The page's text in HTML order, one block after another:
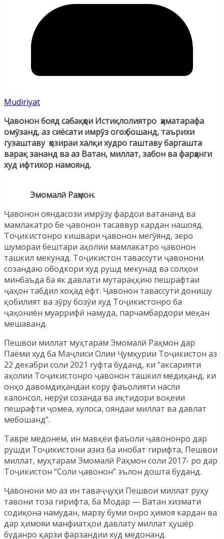
Mudiriyat
Ҷавонон бояд сабақҳои Истиқлолиятро ҳаматарафа
омӯзанд, аз сиёсати имрӯз огоҳ бошанд, таърихи
гузаштаву ҳозираи халқи худро гаштаву баргашта
варақ зананд ва аз Ватан, миллат, забон ва фарҳанги
худ ифтихор намоянд.
Эмомалӣ Раҳмон.
Ҷавонон ояндасози имрӯзу фардои ватананд ва
мамлакатро бе ҷавонон тасаввур кардан нашояд.
Тоҷикистонро кишвари ҷавонон мегӯянд, зеро
шумораи бештари аҳолии мамлакатро ҷавонон
ташкил мекунад. Тоҷикистон тавассути ҷавонони
созандаю ободкори худ рушд мекунад ва солҳои
минбаъда ба як давлати мутараққию пешрафтаи
ҷаҳон табдил хоҳад ёфт. Ҷавонон тавассути донишу
қобилият ва зӯру бозӯи худ Тоҷикистонро ба
ҷаҳониён муаррифӣ намуда, парчамбардори меҳан
мешаванд.
Пешвои миллат муҳтарам Эмомалӣ Раҳмон дар
Паёми худ ба Маҷлиси Олии Ҷумҳурии Тоҷикистон аз
22 декабри соли 2021 гуфта буданд, ки “аксарияти
аҳолии Тоҷикистонро ҷавонон ташкил медиҳанд, ки
онҳо давомдиҳандаи кору фаъолияти насли
калонсол, нерӯи созанда ва иқтидори воқеии
пешрафти ҷомеа, хулоса, ояндаи миллат ва давлат
мебошанд”.
Тавре медонем, ин мавқеи фаъоли ҷавононро дар
рушди Тоҷикистони азиз ба инобат гирифта, Пешвои
миллат, муҳтарам Эмомалӣ Раҳмон соли 2017- ро дар
Тоҷикистон “Соли ҷавонон” эълон дошта буданд.
Ҷавонони мо аз ин таваҷҷуҳи Пешвои миллат руҳу
тавони тоза гирифта, ба Модар — Ватан хизмати
содиқона намудан, марзу буми онро ҳимоя кардан ва
дар ҳимояи манфиатҳои давлату миллат ҳушёр
буданро қарзи фарзандии худ медонанд.